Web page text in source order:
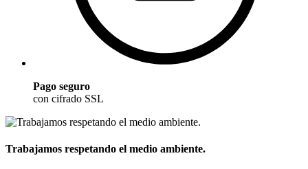
Pago seguro
con cifrado SSL
Trabajamos respetando el medio ambiente.